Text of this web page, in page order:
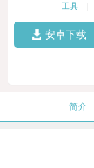
工具
安卓下载
简介